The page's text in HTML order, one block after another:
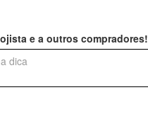
e a outros compradores!